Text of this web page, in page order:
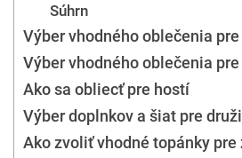
Súhrn
Výber vhodného oblečenia
Výber vhodného oblečenia
Ako sa obliecť pre hostí
Výber doplnkov a šiat pre
Ako zvoliť vhodné topánky pre